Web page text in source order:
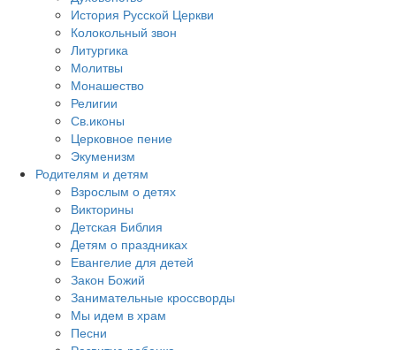
История Русской Церкви
Колокольный звон
Литургика
Молитвы
Монашество
Религии
Св.иконы
Церковное пение
Экуменизм
Родителям и детям
Взрослым о детях
Викторины
Детская Библия
Детям о праздниках
Евангелие для детей
Закон Божий
Занимательные кроссворды
Мы идем в храм
Песни